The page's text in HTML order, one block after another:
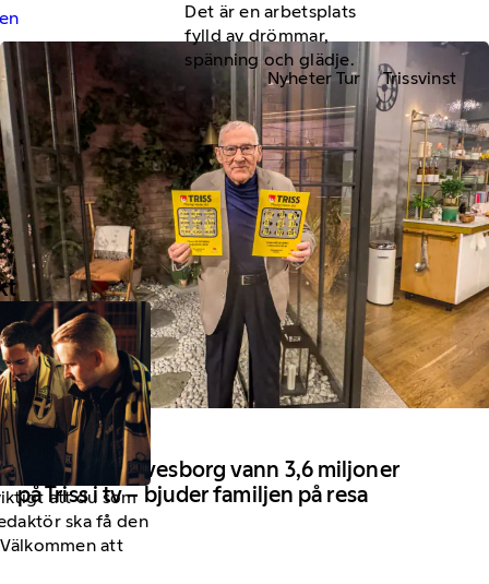
Det är en arbetsplats
fylld av drömmar,
spänning och glädje.
att du som
ska få den
att
Nyheter Tur Trissvinst
18 April 2026
Kent från Sölvesborg vann 3,6 miljoner
på Triss i tv – bjuder familjen på resa